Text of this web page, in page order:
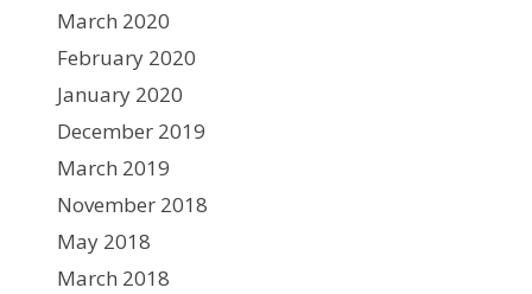
March 2020
February 2020
January 2020
December 2019
March 2019
November 2018
May 2018
March 2018